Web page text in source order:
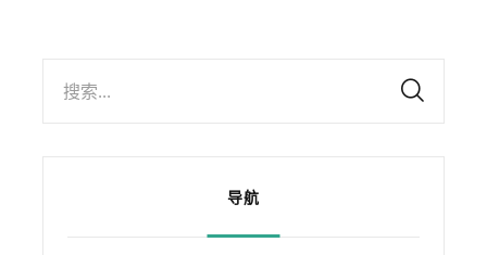
搜索...
导航